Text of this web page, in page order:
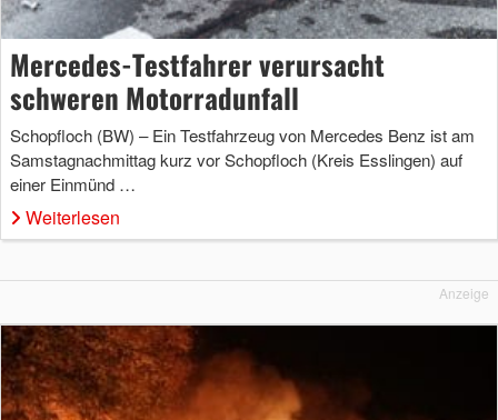
Mercedes-Testfahrer verursacht
schweren Motorradunfall
Schopfloch (BW) – Ein Testfahrzeug von Mercedes Benz ist am
Samstagnachmittag kurz vor Schopfloch (Kreis Esslingen) auf
einer Einmünd …
Weiterlesen
Anzeige